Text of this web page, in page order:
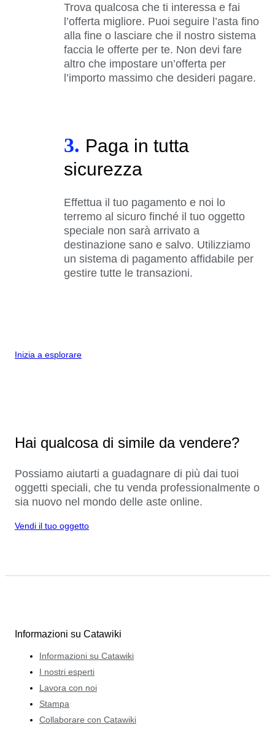
Trova qualcosa che ti interessa e fai
l’offerta migliore. Puoi seguire l’asta fino
alla fine o lasciare che il nostro sistema
faccia le offerte per te. Non devi fare
altro che impostare un’offerta per
l’importo massimo che desideri pagare.
3. Paga in tutta
sicurezza
Effettua il tuo pagamento e noi lo
terremo al sicuro finché il tuo oggetto
speciale non sarà arrivato a
destinazione sano e salvo. Utilizziamo
un sistema di pagamento affidabile per
gestire tutte le transazioni.
Inizia a esplorare
Hai qualcosa di simile da vendere?
Possiamo aiutarti a guadagnare di più dai tuoi
oggetti speciali, che tu venda professionalmente o
sia nuovo nel mondo delle aste online.
Vendi il tuo oggetto
Informazioni su Catawiki
Informazioni su Catawiki
I nostri esperti
Lavora con noi
Stampa
Collaborare con Catawiki